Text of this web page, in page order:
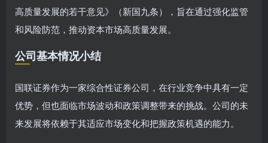
高质量发展的若干意见》（新国九条），旨在通过强化监管
和风险防范，推动资本市场高质量发展。
公司基本情况小结
国联证券作为一家综合性证券公司，在行业竞争中具有一定
优势，但也面临市场波动和政策调整带来的挑战。公司的未
来发展将依赖于其适应市场变化和把握政策机遇的能力。